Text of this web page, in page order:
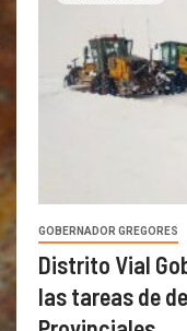
GOBERNADOR GREGORES
Distrito Vial
las tareas de